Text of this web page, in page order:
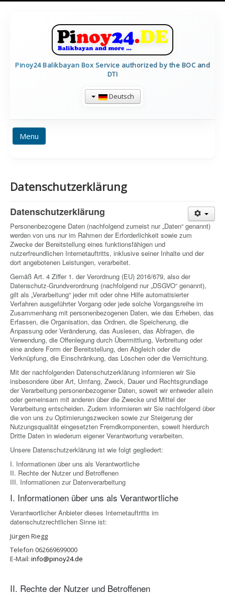
Pinoy24 Balikbayan Box Service authorized by the BOC and
DTI
Deutsch
Menu
FORMULARE TRACKING
CONTAINERDETAILS
OFFSHORE LOCATIONS
Datenschutzerklärung
Datenschutzerklärung
Personenbezogene Daten (nachfolgend zumeist nur „Daten“ genannt)
werden von uns nur im Rahmen der Erforderlichkeit sowie zum
Zwecke der Bereitstellung eines funktionsfähigen und
nutzerfreundlichen Internetauftritts, inklusive seiner Inhalte und der
dort angebotenen Leistungen, verarbeitet.
Gemäß Art. 4 Ziffer 1. der Verordnung (EU) 2016/679, also der
Datenschutz-Grundverordnung (nachfolgend nur „DSGVO“ genannt),
gilt als „Verarbeitung“ jeder mit oder ohne Hilfe automatisierter
Verfahren ausgeführter Vorgang oder jede solche Vorgangsreihe im
Zusammenhang mit personenbezogenen Daten, wie das Erheben, das
Erfassen, die Organisation, das Ordnen, die Speicherung, die
Anpassung oder Veränderung, das Auslesen, das Abfragen, die
Verwendung, die Offenlegung durch Übermittlung, Verbreitung oder
eine andere Form der Bereitstellung, den Abgleich oder die
Verknüpfung, die Einschränkung, das Löschen oder die Vernichtung.
Mit der nachfolgenden Datenschutzerklärung informieren wir Sie
insbesondere über Art, Umfang, Zweck, Dauer und Rechtsgrundlage
der Verarbeitung personenbezogener Daten, soweit wir entweder allein
oder gemeinsam mit anderen über die Zwecke und Mittel der
Verarbeitung entscheiden. Zudem informieren wir Sie nachfolgend über
die von uns zu Optimierungszwecken sowie zur Steigerung der
Nutzungsqualität eingesetzten Fremdkomponenten, soweit hierdurch
Dritte Daten in wiederum eigener Verantwortung verarbeiten.
Unsere Datenschutzerklärung ist wie folgt gegliedert:
I. Informationen über uns als Verantwortliche
II. Rechte der Nutzer und Betroffenen
III. Informationen zur Datenverarbeitung
I. Informationen über uns als Verantwortliche
Verantwortlicher Anbieter dieses Internetauftritts im
datenschutzrechtlichen Sinne ist:
Jürgen Riegg
Telefon 062669699000
E-Mail: info@pinoy24.de
II. Rechte der Nutzer und Betroffenen